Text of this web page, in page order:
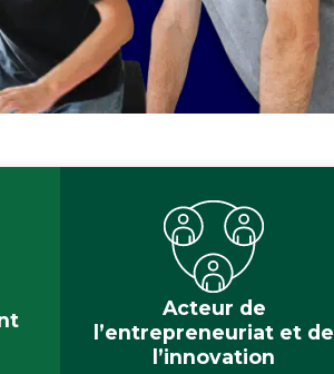
Acteur de
l’entrepreneuriat et de
l’innovation